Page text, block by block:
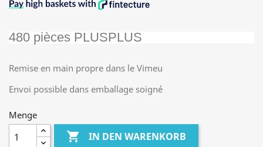
480 pièces PLUSPLUS
Remise en main propre dans le Vimeu
Envoi possible dans emballage soigné
Menge
 IN DEN WARENKORB